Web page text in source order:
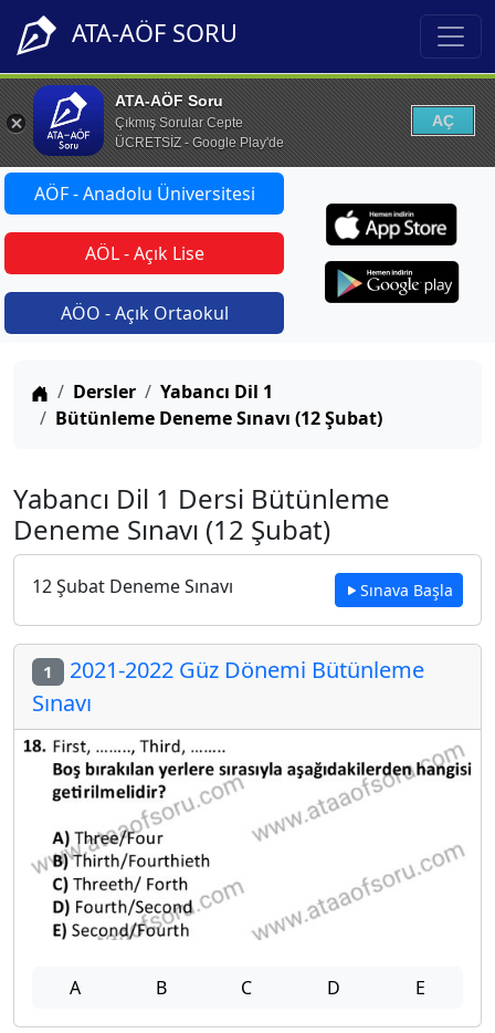
ATA-AÖF SORU
ATA-AÖF Soru
Çıkmış Sorular Cepte
ÜCRETSİZ - Google Play'de
AÇ
AÖF - Anadolu Üniversitesi
AÖL - Açık Lise
AÖO - Açık Ortaokul
Anasayfa
Dersler
Yabancı Dil 1
Bütünleme Deneme Sınavı (12 Şubat)
Yabancı Dil 1 Dersi Bütünleme
Deneme Sınavı (12 Şubat)
12 Şubat Deneme Sınavı Sınava Başla
1 2021-2022 Güz Dönemi Bütünleme
Sınavı
A B C D E